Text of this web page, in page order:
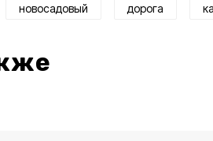
новосадовый дорога